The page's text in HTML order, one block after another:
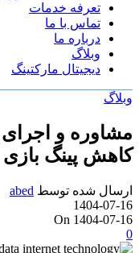
تعرفه خدمات
تماس با ما
درباره ما
وبلاگ
دیجیتال مارکتینگ
وبلاگ
مشاوره و
کاهش پینگ بازی
ارسال شده توسط abed
1404-07-16
On 1404-07-16
0